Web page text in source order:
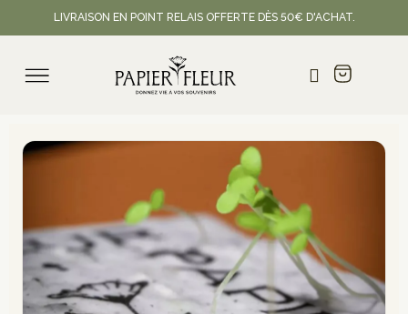
LIVRAISON EN POINT RELAIS OFFERTE DÈS 50€ D'ACHAT.